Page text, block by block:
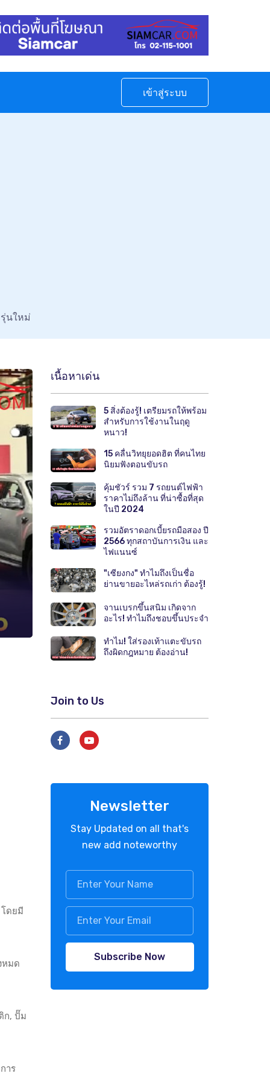
เข้าสู่ระบบ
นใหม่
ดยมี
หมด
ก, ปั๊ม
าร
เนื้อหาเด่น
5 สิ่งต้องรู้! เตรียมรถให้พร้อม
สำหรับการใช้งานในฤดู
หนาว!
15 คลื่นวิทยุยอดฮิต ที่คนไทย
นิยมฟังตอนขับรถ
คุ้มชัวร์ รวม 7 รถยนต์ไฟฟ้า
ราคาไม่ถึงล้าน ที่น่าซื้อที่สุด
ในปี 2024
รวมอัตราดอกเบี้ยรถมือสอง ปี
2566 ทุกสถาบันการเงิน และ
ไฟแนนซ์
"เซียงกง" ทำไมถึงเป็นชื่อ
ย่านขายอะไหล่รถเก่า ต้องรู้!
จานเบรกขึ้นสนิม เกิดจาก
อะไร! ทำไมถึงชอบขึ้นประจำ
ทำไม! ใส่รองเท้าแตะขับรถ
ถึงผิดกฎหมาย ต้องอ่าน!
Join to Us
Newsletter
Stay Updated on all that's
new add noteworthy
Subscribe Now